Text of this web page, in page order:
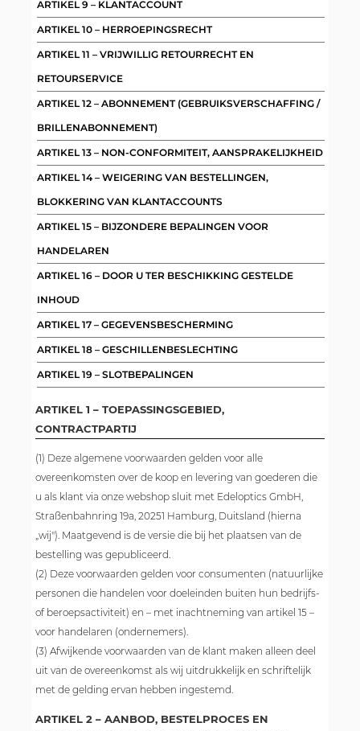
ARTIKEL 9 – KLANTACCOUNT
ARTIKEL 10 – HERROEPINGSRECHT
ARTIKEL 11 – VRIJWILLIG RETOURRECHT EN
RETOURSERVICE
ARTIKEL 12 – ABONNEMENT (GEBRUIKSVERSCHAFFING /
BRILLENABONNEMENT)
ARTIKEL 13 – NON-CONFORMITEIT, AANSPRAKELIJKHEID
ARTIKEL 14 – WEIGERING VAN BESTELLINGEN,
BLOKKERING VAN KLANTACCOUNTS
ARTIKEL 15 – BIJZONDERE BEPALINGEN VOOR
HANDELAREN
ARTIKEL 16 – DOOR U TER BESCHIKKING GESTELDE
INHOUD
ARTIKEL 17 – GEGEVENSBESCHERMING
ARTIKEL 18 – GESCHILLENBESLECHTING
ARTIKEL 19 – SLOTBEPALINGEN
ARTIKEL 1 – TOEPASSINGSGEBIED,
CONTRACTPARTIJ
(1) Deze algemene voorwaarden gelden voor alle
overeenkomsten over de koop en levering van goederen die
u als klant via onze webshop sluit met Edeloptics GmbH,
Straßenbahnring 19a, 20251 Hamburg, Duitsland (hierna
„wij"). Maatgevend is de versie die bij het plaatsen van de
bestelling was gepubliceerd.
(2) Deze voorwaarden gelden voor consumenten (natuurlijke
personen die handelen voor doeleinden buiten hun bedrijfs-
of beroepsactiviteit) en – met inachtneming van artikel 15 –
voor handelaren (ondernemers).
(3) Afwijkende voorwaarden van de klant maken alleen deel
uit van de overeenkomst als wij uitdrukkelijk en schriftelijk
met de gelding ervan hebben ingestemd.
ARTIKEL 2 – AANBOD, BESTELPROCES EN